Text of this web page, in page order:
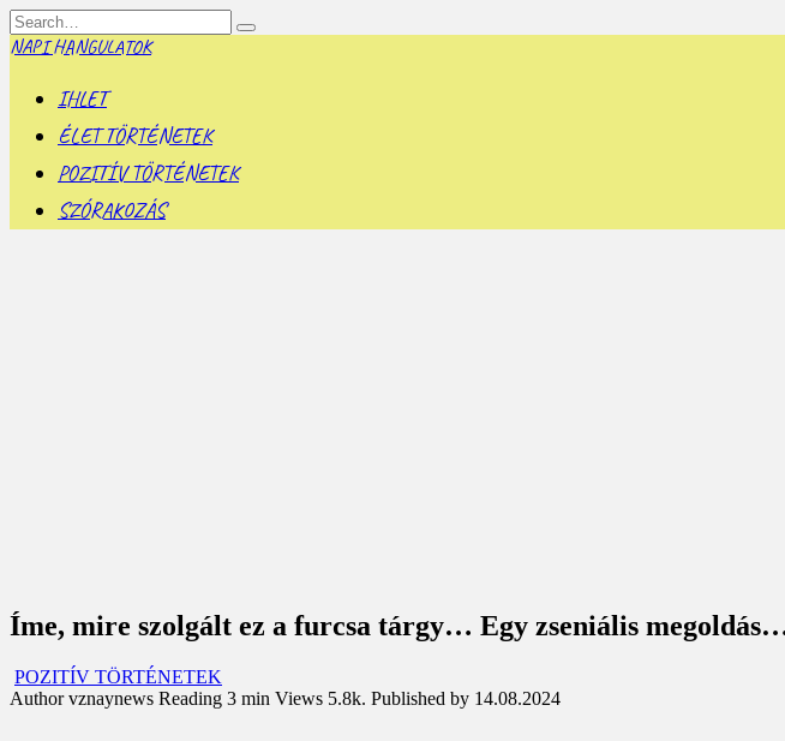
Skip
to
content
Search
for:
NAPI HANGULATOK
IHLET
ÉLET TÖRTÉNETEK
POZITÍV TÖRTÉNETEK
SZÓRAKOZÁS
Íme, mire szolgált ez a furcsa tárgy… Egy zseniális
POZITÍV TÖRTÉNETEK
Author vznaynews Reading 3 min Views 5.8k. Published by 14.08.2024